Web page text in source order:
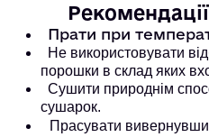
Прати при
Не використовувати
порошки в склад яких
Сушити природнім
сушарок.
Прасувати вивернувши